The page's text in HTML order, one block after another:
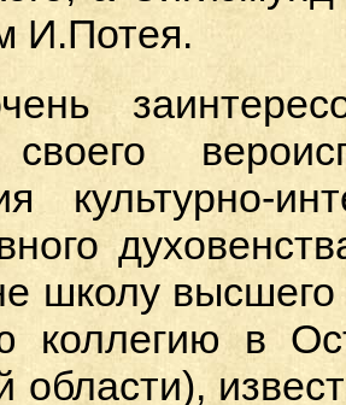
И.Потея.
своего
культурно-
школу высшего
коллегию в
области),